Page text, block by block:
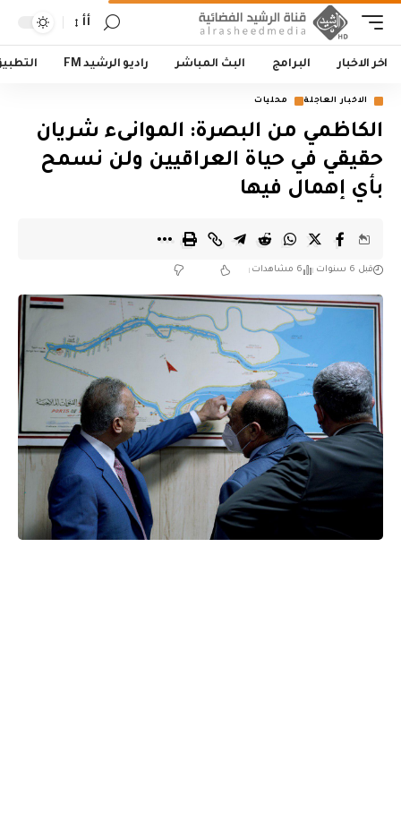
أأ
اخر الاخبار البرامج البث المباشر راديو الرشيد FM
الاخبار العاجلة محليات
الكاظمي من البصرة: الموانىء شريان
حقيقي في حياة العراقيين ولن نسمح
بأي إهمال فيها
قبل 6 سنوات 6 مشاهدات